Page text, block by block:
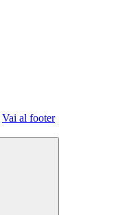
Vai al footer